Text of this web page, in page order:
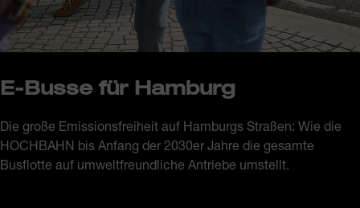
E-Busse für Hamburg
Die große Emissionsfreiheit auf Hamburgs Straßen: Wie die
HOCHBAHN bis Anfang der 2030er Jahre die gesamte
Busflotte auf umweltfreundliche Antriebe umstellt.